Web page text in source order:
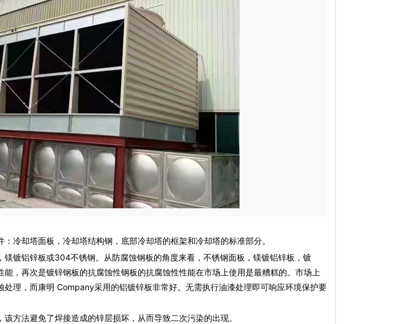
却塔面板，冷却塔结构钢，底部冷却塔的框架和冷却塔的标准部分。
镀铝锌板或304不锈钢。从防腐蚀钢板的角度来看，不锈钢面板，镁镀铝锌板，镀
，再次是镀锌钢板的抗腐蚀性钢板的抗腐蚀性性能在市场上使用是最糟糕的。市场上
处理，而康明 Company采用的铝镀锌板非常好。无需执行油漆处理即可响应环境保护要
法避免了焊接造成的锌层损坏，从而导致二次污染的出现。